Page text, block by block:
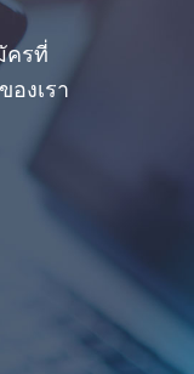
ครที่
องเรา